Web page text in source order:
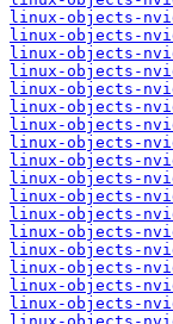
linux-objects-
linux-objects-
linux-objects-
linux-objects-
linux-objects-
linux-objects-
linux-objects-
linux-objects-
linux-objects-
linux-objects-
linux-objects-
linux-objects-
linux-objects-
linux-objects-
linux-objects-
linux-objects-
linux-objects-